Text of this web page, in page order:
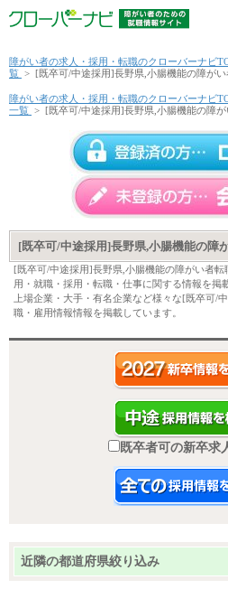
障がい者の求人・採用・転職のクローバーナビ
覧 > [既卒可/中途採用]長野県,小腸機能の障が
障がい者の求人・採用・転職のクローバーナビ
一覧 > [既卒可/中途採用]長野県,小腸機能の障
[既卒可/中途採用]長野県,小腸機能の障
[既卒可/中途採用]長野県,小腸機能の障がい者
用・就職・採用・転職・仕事に関する情報を掲載
上場企業・大手・有名企業など様々な[既卒可/
職・雇用情報情報を掲載しています。
既卒者可の新卒求
近隣の都道府県絞り込み